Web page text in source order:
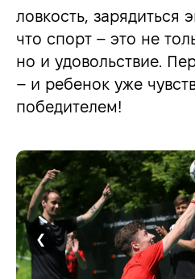
ловкость, зарядиться
что спорт – это не
но и удовольствие.
– и ребенок уже
победителем!
❮